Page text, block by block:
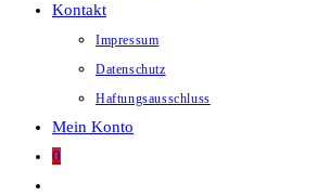
Kontakt
Impressum
Datenschutz
Haftungsausschluss
Mein Konto
0